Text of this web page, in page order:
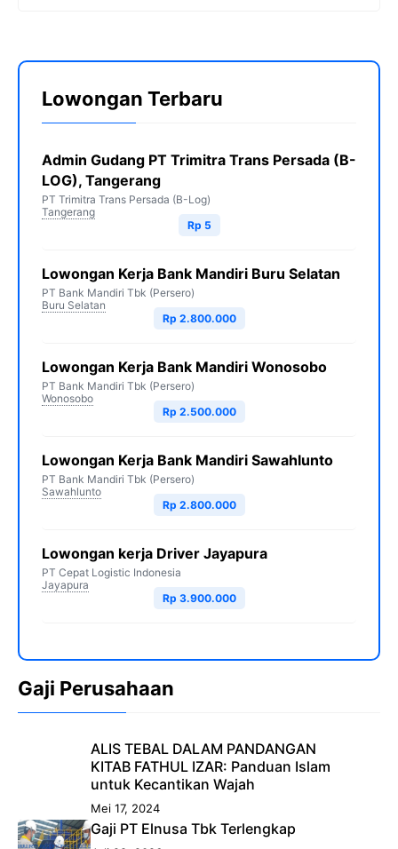
Lowongan Terbaru
Admin Gudang PT Trimitra Trans Persada (B-
LOG), Tangerang
PT Trimitra Trans Persada (B-Log)
Tangerang
Rp 5
Lowongan Kerja Bank Mandiri Buru Selatan
PT Bank Mandiri Tbk (Persero)
Buru Selatan
Rp 2.800.000
Lowongan Kerja Bank Mandiri Wonosobo
PT Bank Mandiri Tbk (Persero)
Wonosobo
Rp 2.500.000
Lowongan Kerja Bank Mandiri Sawahlunto
PT Bank Mandiri Tbk (Persero)
Sawahlunto
Rp 2.800.000
Lowongan kerja Driver Jayapura
PT Cepat Logistic Indonesia
Jayapura
Rp 3.900.000
Gaji Perusahaan
ALIS TEBAL DALAM PANDANGAN
KITAB FATHUL IZAR: Panduan Islam
untuk Kecantikan Wajah
Mei 17, 2024
Gaji PT Elnusa Tbk Terlengkap